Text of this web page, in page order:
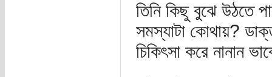
তিনি কিছু বুঝে উঠতে
সমস্যাটা কোথায়?
চিকিৎসা করে নানান